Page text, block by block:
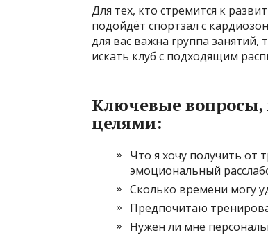
Для тех, кто стремится к
подойдёт спортзал с
для вас важна группа занятий,
искать клуб с подходящим
Ключевые вопросы,
целями:
Что я хочу получить от
эмоциональный
Сколько времени могу
Предпочитаю
Нужен ли мне